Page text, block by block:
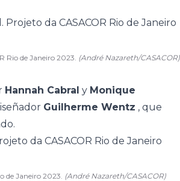
Rio de Janeiro 2023. (André Nazareth/CASACOR)
Hannah Cabral y Monique
Guilherme Wentz , que
de Janeiro 2023. (André Nazareth/CASACOR)